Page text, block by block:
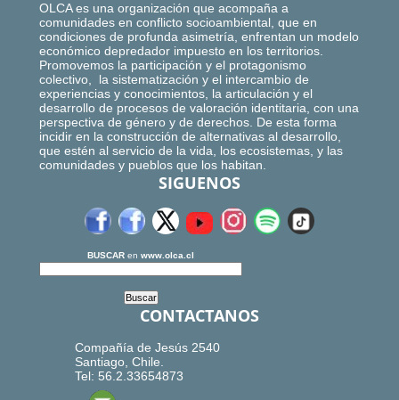
OLCA es una organización que acompaña a
comunidades en conflicto socioambiental, que en
condiciones de profunda asimetría, enfrentan un modelo
económico depredador impuesto en los territorios.
Promovemos la participación y el protagonismo
colectivo, la sistematización y el intercambio de
experiencias y conocimientos, la articulación y el
desarrollo de procesos de valoración identitaria, con una
perspectiva de género y de derechos. De esta forma
incidir en la construcción de alternativas al desarrollo,
que estén al servicio de la vida, los ecosistemas, y las
comunidades y pueblos que los habitan.
SIGUENOS
BUSCAR en www.olca.cl
CONTACTANOS
Compañía de Jesús 2540
Santiago, Chile.
Tel: 56.2.33654873